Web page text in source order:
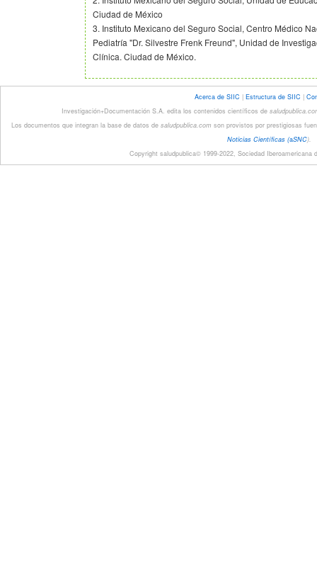
Ciudad de México
3. Instituto Mexicano del Seguro Social, Centro Médico
Pediatría "Dr. Silvestre Frenk Freund", Unidad de
Clínica. Ciudad de México.
Acerca de SIIC | Estructura de SIIC |
Investigación+Documentación S.A. edita los contenidos científicos de
Los documentos que integran la base de datos de saludpublica.com son provistos por prestigiosas
Noticias Científicas (aSNC).
Copyright saludpublica© 1999-2022, Sociedad